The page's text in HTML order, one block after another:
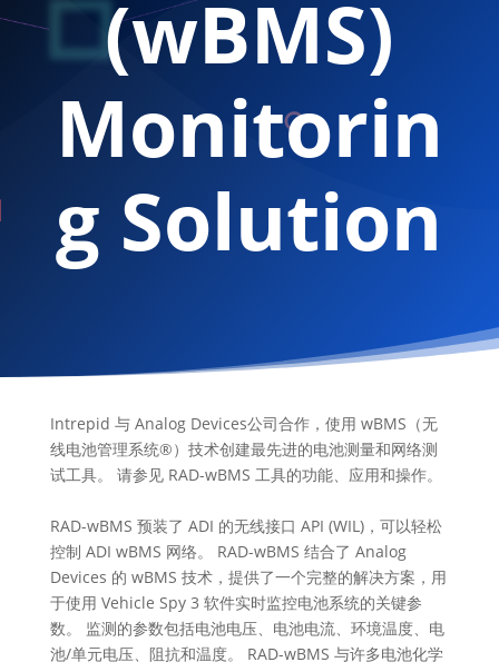
(wBMS)
Monitorin
g Solution
Intrepid 与 Analog Devices公司合作，使用 wBMS（无
线电池管理系统®）技术创建最先进的电池测量和网络测
试工具。 请参见 RAD-wBMS 工具的功能、应用和操作。
RAD-wBMS 预装了 ADI 的无线接口 API (WIL)，可以轻松
控制 ADI wBMS 网络。 RAD-wBMS 结合了 Analog
Devices 的 wBMS 技术，提供了一个完整的解决方案，用
于使用 Vehicle Spy 3 软件实时监控电池系统的关键参
数。 监测的参数包括电池电压、电池电流、环境温度、电
池/单元电压、阻抗和温度。 RAD-wBMS 与许多电池化学